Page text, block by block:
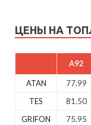
ЦЕНЫ НА
A92
ATAN 77.99
TES
81.50
GRIFON
75.95